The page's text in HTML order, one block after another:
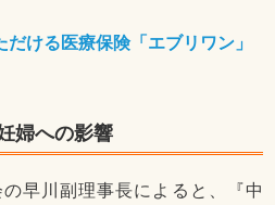
ける医療保険「エブリワン」
婦への影響
早川副理事長によると、『中